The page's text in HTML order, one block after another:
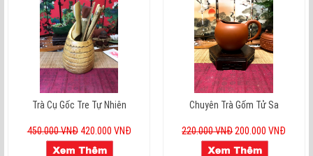
Trà Cụ Gốc Tre Tự Nhiên
450.000 VNĐ 420.000 VNĐ
Chuyên Trà Gốm Tử Sa
220.000 VNĐ200.000 VNĐ